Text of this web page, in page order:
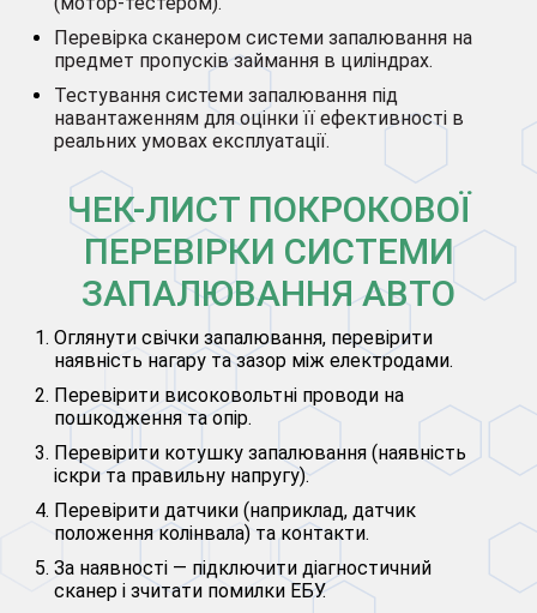
Перевірка сканером системи запалювання на
предмет пропусків займання в циліндрах.
Тестування системи запалювання під
навантаженням для оцінки її ефективності в
реальних умовах експлуатації.
ЧЕК-ЛИСТ ПОКРОКОВОЇ
ПЕРЕВІРКИ СИСТЕМИ
ЗАПАЛЮВАННЯ АВТО
Оглянути свічки запалювання, перевірити
наявність нагару та зазор між електродами.
Перевірити високовольтні проводи на
пошкодження та опір.
Перевірити котушку запалювання (наявність
іскри та правильну напругу).
Перевірити датчики (наприклад, датчик
положення колінвала) та контакти.
За наявності — підключити діагностичний
сканер і зчитати помилки ЕБУ.